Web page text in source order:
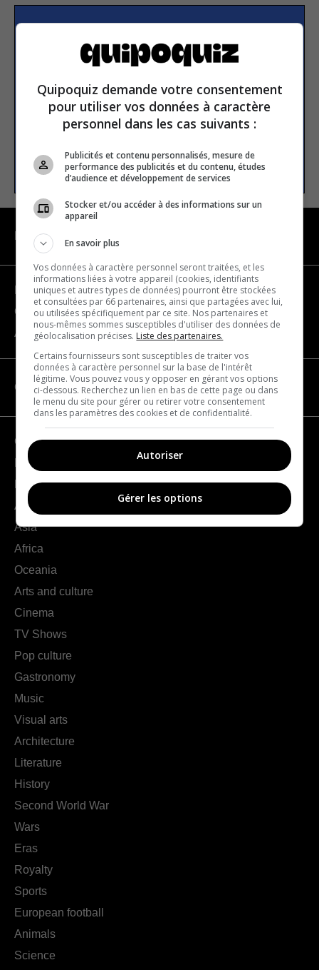
newsletter
Email address
SUBSCRIBE
NAVIGATION
Become a partner
Contact us
About us
CATEGORIES
Geography
France
Europe
Americas
Asia
Africa
Oceania
Arts and culture
Cinema
TV Shows
Pop culture
Gastronomy
Music
Visual arts
Architecture
Literature
History
Second World War
Wars
Eras
Royalty
Sports
European football
Animals
Science
Quipoquiz demande votre consentement
pour utiliser vos données à caractère
personnel dans les cas suivants :
Publicités et contenu personnalisés, mesure de
performance des publicités et du contenu, études
d’audience et développement de services
Stocker et/ou accéder à des informations sur un
appareil
En savoir plus
Vos données à caractère personnel seront traitées, et les
informations liées à votre appareil (cookies, identifiants
uniques et autres types de données) pourront être stockées
et consultées par 66 partenaires, ainsi que partagées avec lui,
ou utilisées spécifiquement par ce site. Nos partenaires et
nous-mêmes sommes susceptibles d'utiliser des données de
géolocalisation précises. Liste des partenaires.
Certains fournisseurs sont susceptibles de traiter vos
données à caractère personnel sur la base de l'intérêt
légitime. Vous pouvez vous y opposer en gérant vos options
ci-dessous. Recherchez un lien en bas de cette page ou dans
le menu du site pour gérer ou retirer votre consentement
dans les paramètres des cookies et de confidentialité.
Autoriser
Gérer les options